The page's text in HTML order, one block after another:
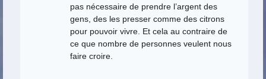
pas nécessaire de prendre l’argent des
gens, des les presser comme des citrons
pour pouvoir vivre. Et cela au contraire de
ce que nombre de personnes veulent nous
faire croire.